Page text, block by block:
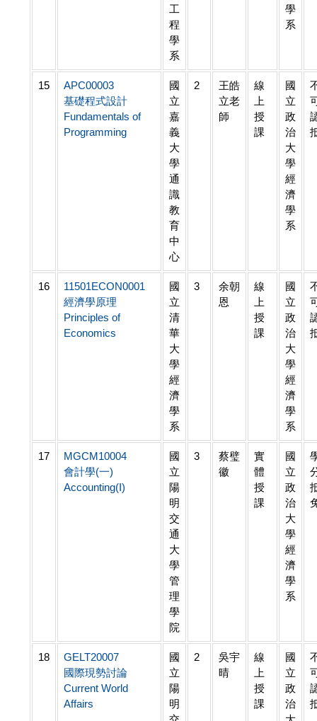
工
程
學
系
學
系
15
APC00003
基礎程式設計
Fundamentals of
Programming
國
立
嘉
義
大
學
通
識
教
育
中
心
2
王皓
立老
師
線
上
授
課
國
立
政
治
大
學
經
濟
學
系
16
11501ECON0001
經濟學原理
Principles of
Economics
國
立
清
華
大
學
經
濟
學
系
3
余朝
恩
線
上
授
課
國
立
政
治
大
學
經
濟
學
系
17
MGCM10004
會計學(一)
Accounting(I)
國
立
陽
明
交
通
大
學
管
理
學
院
3
蔡璧
徽
實
體
授
課
國
立
政
治
大
學
經
濟
學
系
18
GELT20007
國際現勢討論
Current World
Affairs
國
立
陽
明
2
吳宇
晴
線
上
授
課
國
立
政
治